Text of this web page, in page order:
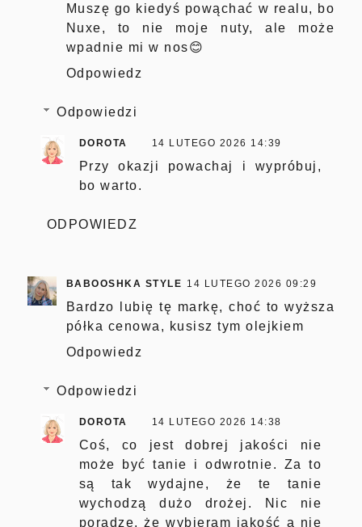
Muszę go kiedyś powąchać w realu, bo
Nuxe, to nie moje nuty, ale może
wpadnie mi w nos😊
Odpowiedz
Odpowiedzi
DOROTA 14 LUTEGO 2026 14:39
Przy okazji powachaj i wypróbuj,
bo warto.
ODPOWIEDZ
BABOOSHKA STYLE 14 LUTEGO 2026 09:29
Bardzo lubię tę markę, choć to wyższa
półka cenowa, kusisz tym olejkiem
Odpowiedz
Odpowiedzi
DOROTA 14 LUTEGO 2026 14:38
Coś, co jest dobrej jakości nie
może być tanie i odwrotnie. Za to
są tak wydajne, że te tanie
wychodzą dużo drożej. Nic nie
poradzę, że wybieram jakość a nie